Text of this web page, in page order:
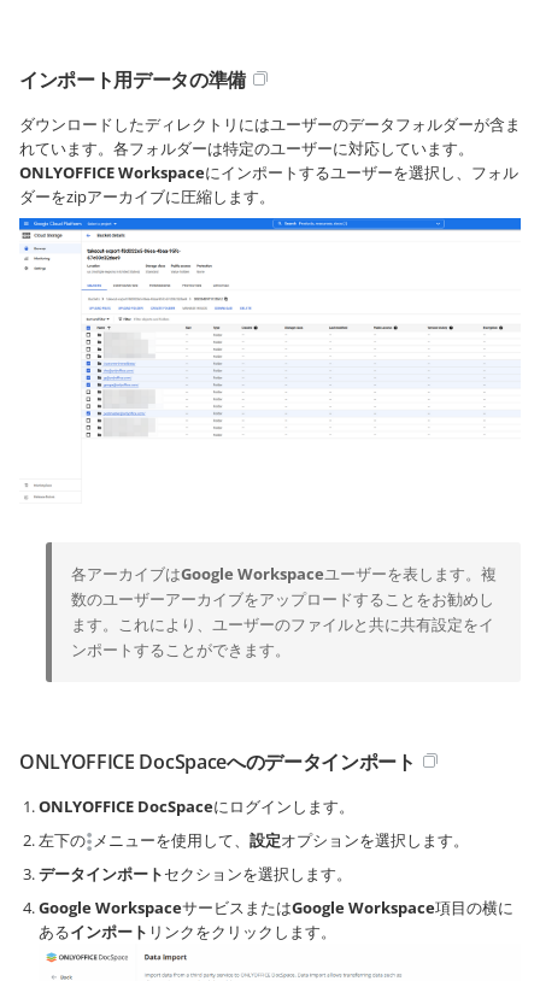
インポート用データの準備
ダウンロードしたディレクトリにはユーザーのデータフォルダーが含ま
れています。各フォルダーは特定のユーザーに対応しています。
ONLYOFFICE Workspaceにインポートするユーザーを選択し、フォル
ダーをzipアーカイブに圧縮します。
各アーカイブはGoogle Workspaceユーザーを表します。複
数のユーザーアーカイブをアップロードすることをお勧めし
ます。これにより、ユーザーのファイルと共に共有設定をイ
ンポートすることができます。
ONLYOFFICE DocSpaceへのデータインポート
ONLYOFFICE DocSpaceにログインします。
左下の メニューを使用して、 設定オプションを選択します。
データインポートセクションを選択します。
Google WorkspaceサービスまたはGoogle Workspace項目の横に
あるインポート リンクをクリックします。